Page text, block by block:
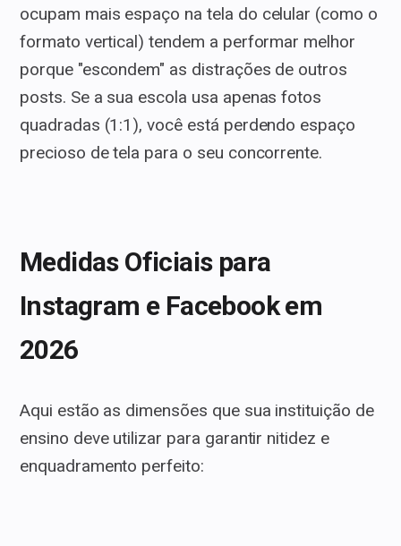
ocupam mais espaço na tela do celular (como o
formato vertical) tendem a performar melhor
porque "escondem" as distrações de outros
posts. Se a sua escola usa apenas fotos
quadradas (1:1), você está perdendo espaço
precioso de tela para o seu concorrente.
Medidas Oficiais para
Instagram e Facebook em
2026
Aqui estão as dimensões que sua instituição de
ensino deve utilizar para garantir nitidez e
enquadramento perfeito: